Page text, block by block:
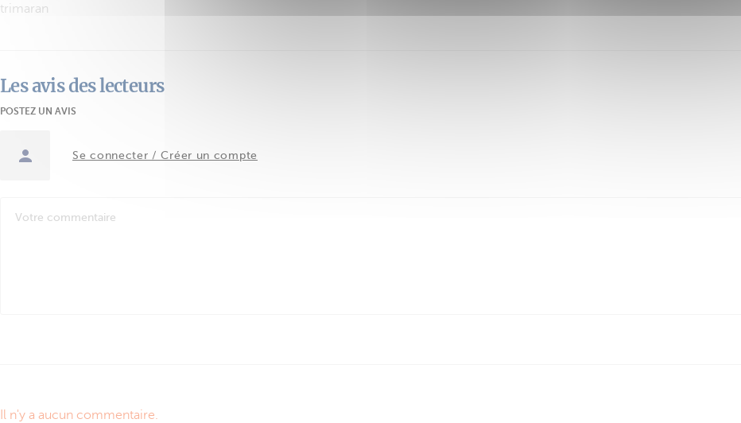
trimaran
Les avis des lecteurs
POSTEZ UN AVIS
Se connecter / Créer un compte
Il n'y a aucun commentaire.